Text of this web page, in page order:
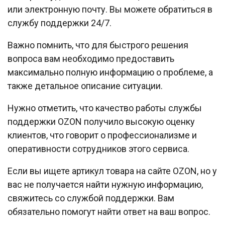
или электронную почту. Вы можете обратиться в
службу поддержки 24/7.
Важно помнить, что для быстрого решения
вопроса вам необходимо предоставить
максимально полную информацию о проблеме, а
также детальное описание ситуации.
Нужно отметить, что качество работы службы
поддержки OZON получило высокую оценку
клиентов, что говорит о профессионализме и
оперативности сотрудников этого сервиса.
Если вы ищете артикул товара на сайте OZON, но у
вас не получается найти нужную информацию,
свяжитесь со службой поддержки. Вам
обязательно помогут найти ответ на ваш вопрос.